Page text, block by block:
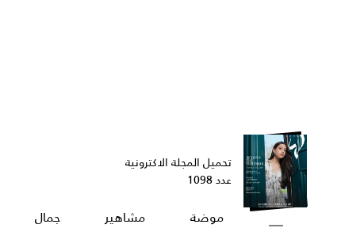
تحميل المجلة الاكترونية
عدد 1098
موضة مشاهير جمال